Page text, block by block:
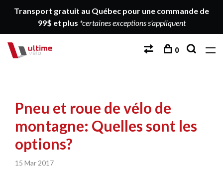
Transport gratuit au Québec pour une commande de
99$ et plus *certaines exceptions s'appliquent
0
Pneu et roue de vélo de
montagne: Quelles sont les
options?
15 Mar 2017